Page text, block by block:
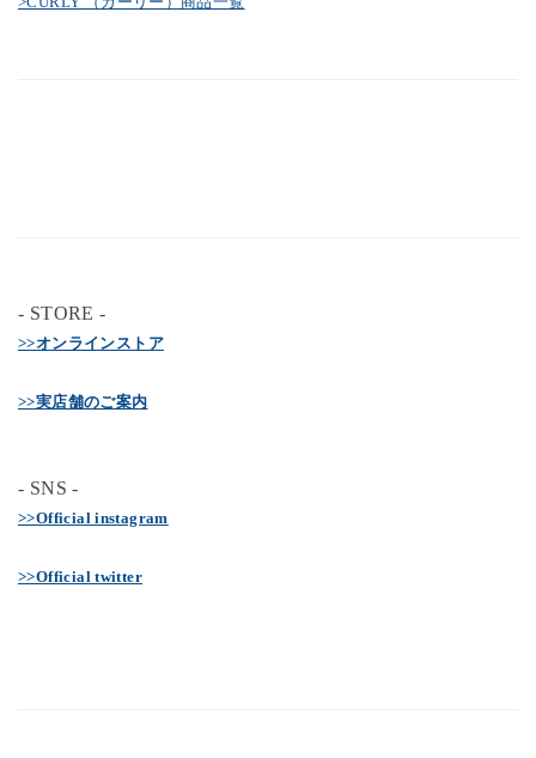
- STORE -
>>オンラインストア
>>実店舗のご案内
- SNS -
>>Official instagram
>>Official twitter